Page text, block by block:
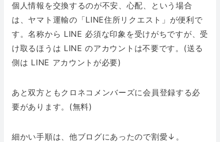
個人情報を交換するのが不安、心配、という場合
は、ヤマト運輸の「LINE住所リクエスト」が便利で
す。名称から LINE 必須な印象を受けがちですが、受
け取るほうは LINE のアカウントは不要です。(送る
側は LINE アカウントが必要)
あと双方ともクロネコメンバーズに会員登録する必
要があります。(無料)
細かい手順は、他ブログにあったので割愛↓。